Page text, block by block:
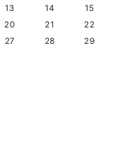
13 14
15
20 21
22
27 28
29